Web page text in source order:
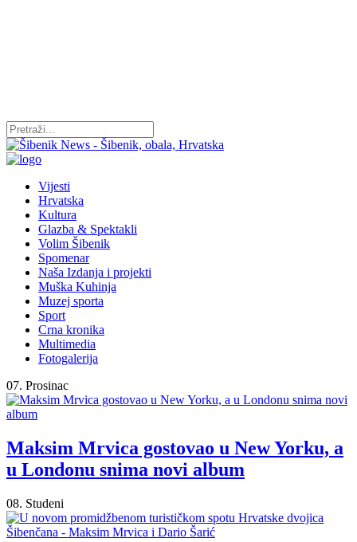
Vijesti
Hrvatska
Kultura
Glazba & Spektakli
Volim Šibenik
Spomenar
Naša Izdanja i projekti
Muška Kuhinja
Muzej sporta
Sport
Crna kronika
Multimedia
Fotogalerija
07. Prosinac
Maksim Mrvica gostovao u New Yorku, a
u Londonu snima novi album
08. Studeni